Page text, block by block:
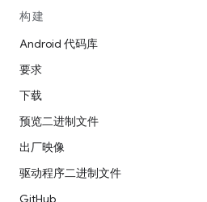
构建
Android 代码库
要求
下载
预览二进制文件
出厂映像
驱动程序二进制文件
GitHub